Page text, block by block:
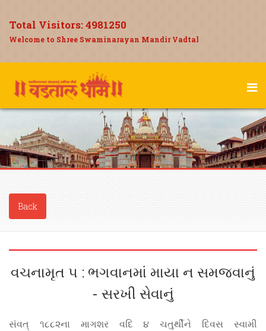
Total Visitors:4981250
Welcome to Shree Swaminarayan Mandir Vadtal
Back
વચનામૃત ૫ : ભગવાનમાં માયા ન સમજવાનું
- સરખી સેવાનું
સંવત્ ૧૮૮૨ના માગશર વદિ ૪ ચતુર્થીને દિવસ સ્વામી